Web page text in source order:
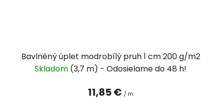
Bavlněný úplet modrobílý pruh 1 cm 200 g/m2
Skladom (3,7 m)
11,85 € / m